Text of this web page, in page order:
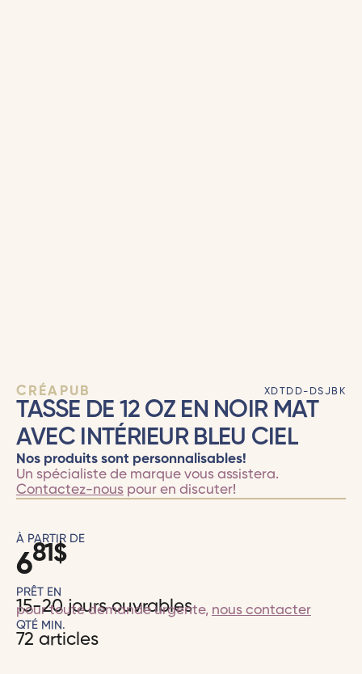
CRÉAPUB XDTDD-DSJBK
TASSE DE 12 OZ EN NOIR MAT
AVEC INTÉRIEUR BLEU CIEL
Nos produits sont personnalisables!
Un spécialiste de marque vous assistera.
Contactez-nouspour en discuter!
À PARTIR DE
681$
PRÊT EN
15-20 jours ouvrables
pour toute demande urgente, nous contacter
QTÉ MIN.
72 articles